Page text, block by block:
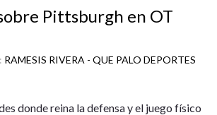
Pittsburgh en OT
RAMESIS RIVERA - QUE PALO DEPORTES
donde reina la defensa y el juego físico